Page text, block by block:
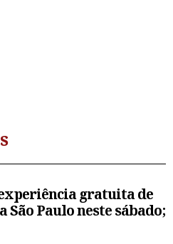
gratuita de
São Paulo neste sábado;